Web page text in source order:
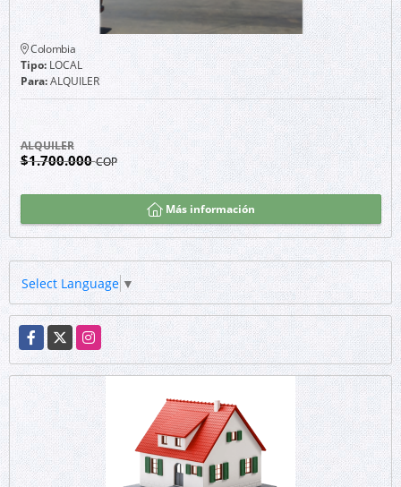
Colombia
Tipo:LOCAL
Para:ALQUILER
ALQUILER
$1.700.000COP
Más información
Select Language ▼
Facebook
X Instagram